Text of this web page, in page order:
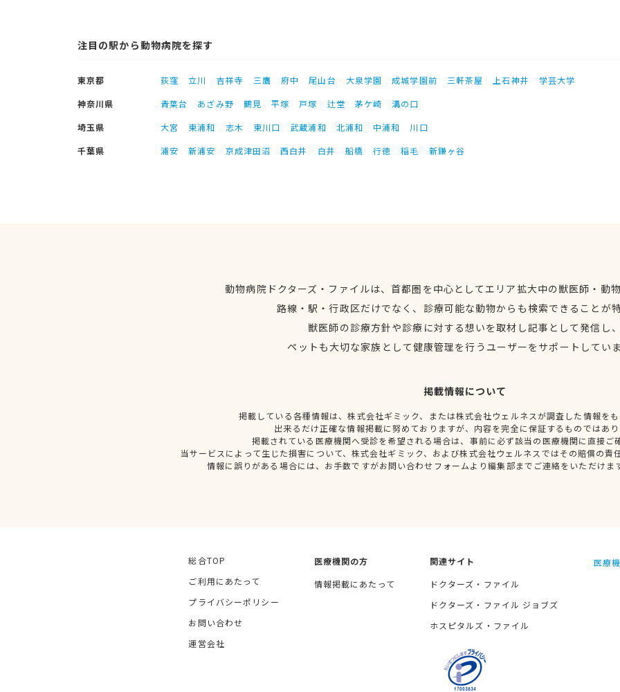
注目の駅から動物病院を探す
東京都 荻窪 立川 吉祥寺 三鷹 府中 尾山台 大泉学園 成城学園前 三軒茶屋 上石神井
学芸大学
神奈川県
青葉台 あざみ野 鶴見 平塚 戸塚 辻堂 茅ケ崎
溝の口
埼玉県
大宮 東浦和 志木 東川口 武蔵浦和 北浦和 中浦和
川口
千葉県
浦安 新浦安 京成津田沼 西白井 白井 船橋 行徳 稲毛 新鎌ヶ谷
動物病院ドクターズ・ファイルは、首都圏を中心としてエリア拡大中の獣医師・動
路線・駅・行政区だけでなく、診療可能な動物からも検索できることが
獣医師の診療方針や診療に対する想いを取材し記事として発信し
ペットも大切な家族として健康管理を行うユーザーをサポートしてい
掲載情報について
掲載している各種情報は、株式会社ギミック、または株式会社ウェルネスが調査した情報を
出来るだけ正確な情報掲載に努めておりますが、内容を完全に保証するものではあ
掲載されている医療機関へ受診を希望される場合は、事前に必ず該当の医療機関に直接ご
当サービスによって生じた損害について、株式会社ギミック、および株式会社ウェルネスではその賠償の責
情報に誤りがある場合には、お手数ですがお問い合わせフォームより編集部までご連絡をいただけま
総合TOP
ご利用にあたって
プライバシーポリシー
お問い合わせ
運営会社
医療機関の方
情報掲載にあたって
関連サイト
ドクターズ・ファイル
ドクターズ・ファイル ジョブズ
ホスピタルズ・ファイル
医療